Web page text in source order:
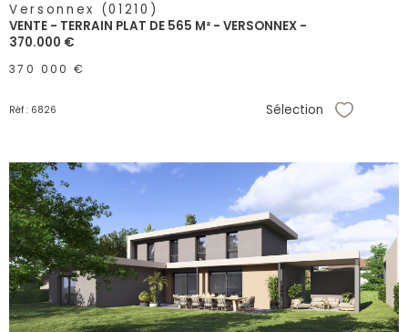
Versonnex (01210)
VENTE - TERRAIN PLAT DE 565 M² - VERSONNEX -
370.000 €
370 000 €
Réf : 6826 Sélection
voir le
bien